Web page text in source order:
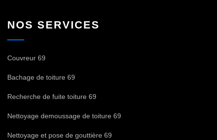
NOS SERVICES
Couvreur 69
Bachage de toiture 69
Recherche de fuite toiture 69
Nettoyage demoussage de toiture 69
Nettoyage et pose de gouttière 69